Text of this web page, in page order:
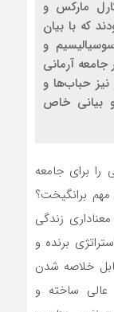
مارکس و
که با بیان
و
جامعه آرمانی
حباب‌ها و
بیانی خاص
برای جامعه
برانگیخت؟
زندگی
برنده و
خلاصه شدن
عالی ساخته و